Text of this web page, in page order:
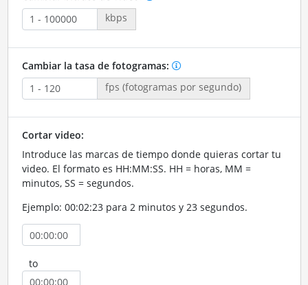
kbps
Cambiar la tasa de fotogramas:
fps (fotogramas por segundo)
Cortar video:
Introduce las marcas de tiempo donde quieras cortar tu
video. El formato es HH:MM:SS. HH = horas, MM =
minutos, SS = segundos.
Ejemplo: 00:02:23 para 2 minutos y 23 segundos.
to